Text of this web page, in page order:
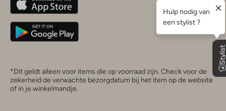
Deutschland
*Dit geldt alleen voor items die op voorraad zijn. Check voor de
zekerheid de verwachte bezorgdatum bij het item op de website
of in je winkelmandje.